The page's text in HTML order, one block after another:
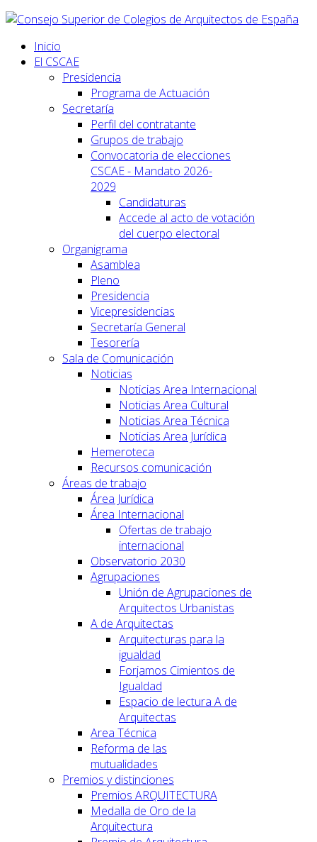
Inicio
El CSCAE
Presidencia
Programa de Actuación
Secretaría
Perfil del contratante
Grupos de trabajo
Convocatoria de elecciones
CSCAE - Mandato 2026-
2029
Candidaturas
Accede al acto de votación
del cuerpo electoral
Organigrama
Asamblea
Pleno
Presidencia
Vicepresidencias
Secretaría General
Tesorería
Sala de Comunicación
Noticias
Noticias Area Internacional
Noticias Area Cultural
Noticias Area Técnica
Noticias Area Jurídica
Hemeroteca
Recursos comunicación
Áreas de trabajo
Área Jurídica
Área Internacional
Ofertas de trabajo
internacional
Observatorio 2030
Agrupaciones
Unión de Agrupaciones de
Arquitectos Urbanistas
A de Arquitectas
Arquitecturas para la
igualdad
Forjamos Cimientos de
Igualdad
Espacio de lectura A de
Arquitectas
Area Técnica
Reforma de las
mutualidades
Premios y distinciones
Premios ARQUITECTURA
Medalla de Oro de la
Arquitectura